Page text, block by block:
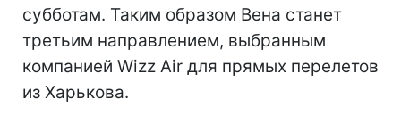
субботам. Таким образом Вена станет
третьим направлением, выбранным
компанией Wizz Air для прямых перелетов
из Харькова.